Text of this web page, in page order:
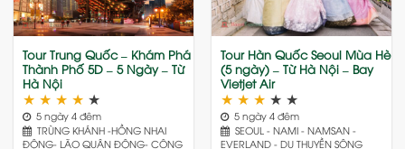
Tour Trung Quốc – Khám Phá
Thành Phố 5D – 5 Ngày – Từ
Hà Nội
★ ★ ★ ★ ★
5 ngày 4 đêm
TRÙNG KHÁNH -HỒNG NHAI
ĐỘNG- LÃO QUÂN ĐỘNG- CÔNG
Tour Hàn Quốc Seoul Mùa Hè
(5 ngày) – Từ Hà Nội – Bay
Vietjet Air
★ ★ ★ ★ ★
5 ngày 4 đêm
SEOUL - NAMI - NAMSAN -
EVERLAND - DU THUYỀN SÔNG